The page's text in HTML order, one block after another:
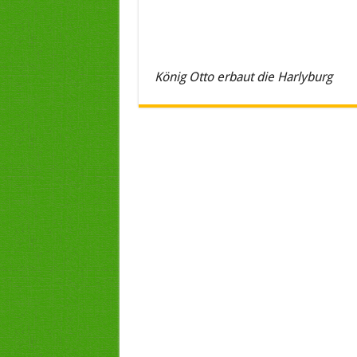
König Otto erbaut die Harlyburg